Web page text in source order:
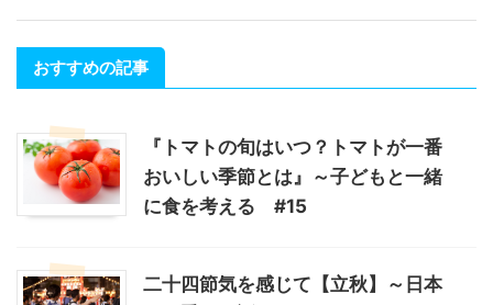
おすすめの記事
『トマトの旬はいつ？トマトが一番
おいしい季節とは』～子どもと一緒
に食を考える #15
二十四節気を感じて【立秋】～日本